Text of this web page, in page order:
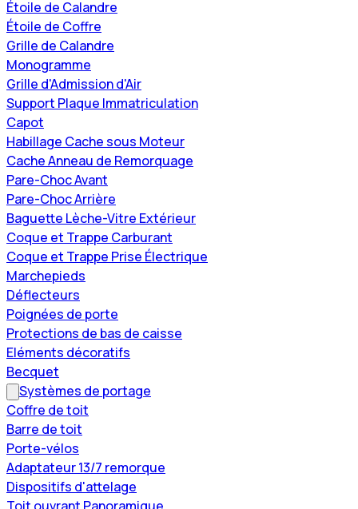
Étoile de Calandre
Étoile de Coffre
Grille de Calandre
Monogramme
Grille d'Admission d'Air
Support Plaque Immatriculation
Capot
Habillage Cache sous Moteur
Cache Anneau de Remorquage
Pare-Choc Avant
Pare-Choc Arrière
Baguette Lèche-Vitre Extérieur
Coque et Trappe Carburant
Coque et Trappe Prise Électrique
Marchepieds
Déflecteurs
Poignées de porte
Protections de bas de caisse
Eléments décoratifs
Becquet
Systèmes de portage
Coffre de toit
Barre de toit
Porte-vélos
Adaptateur 13/7 remorque
Dispositifs d'attelage